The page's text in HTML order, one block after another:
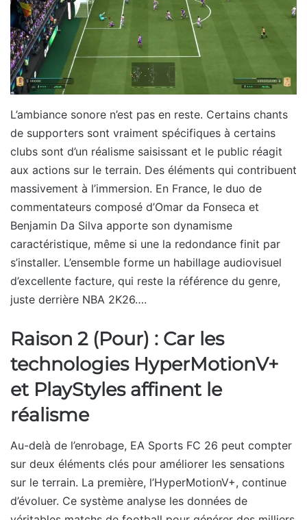
L’ambiance sonore n’est pas en reste. Certains chants
de supporters sont vraiment spécifiques à certains
clubs sont d’un réalisme saisissant et le public réagit
aux actions sur le terrain. Des éléments qui contribuent
massivement à l’immersion. En France, le duo de
commentateurs composé d’Omar da Fonseca et
Benjamin Da Silva apporte son dynamisme
caractéristique, même si une la redondance finit par
s’installer. L’ensemble forme un habillage audiovisuel
d’excellente facture, qui reste la référence du genre,
juste derrière NBA 2K26….
Raison 2 (Pour) : Car les
technologies HyperMotionV+
et PlayStyles affinent le
réalisme
Au-delà de l’enrobage, EA Sports FC 26 peut compter
sur deux éléments clés pour améliorer les sensations
sur le terrain. La première, l’HyperMotionV+, continue
d’évoluer. Ce système analyse les données de